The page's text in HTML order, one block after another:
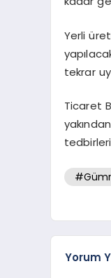
Yerli
tekrar
Ticaret
Yorum